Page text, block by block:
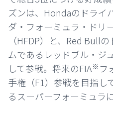
ズンは、Hondaのドライ
ダ・フォーミュラ・ドリ
（HFDP）と、Red Bull
ムであるレッドブル・ジ
して参戦。将来のFIA※ フ
手権（F1）参戦を目指し
るスーパーフォーミュラ